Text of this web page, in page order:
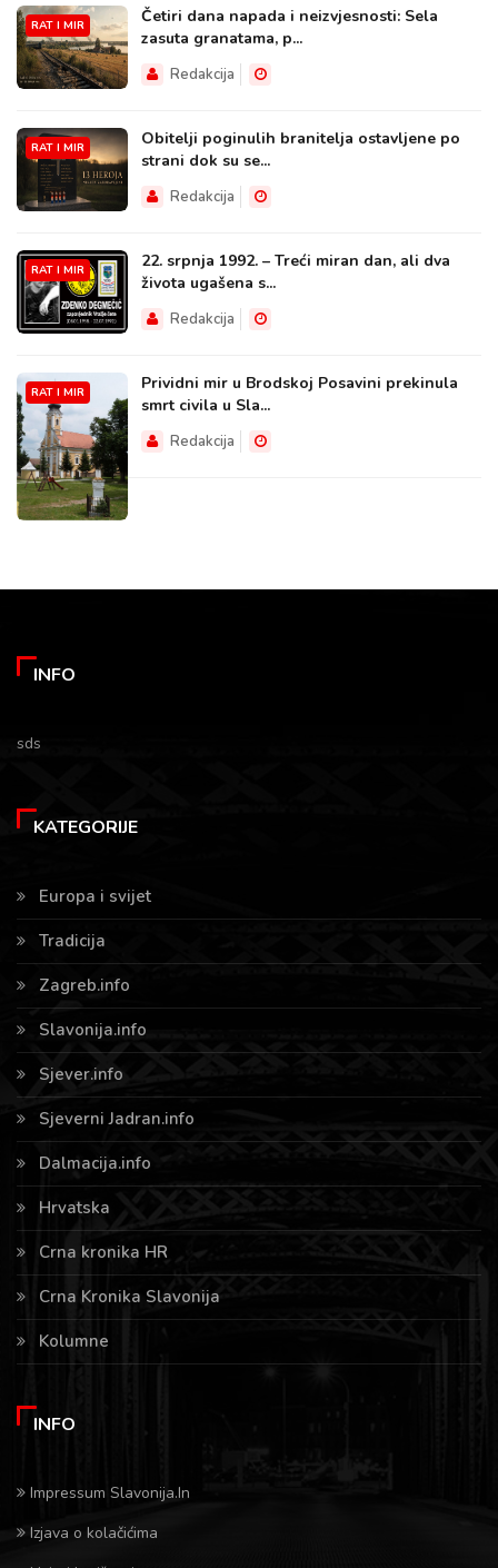
RAT I MIR
Četiri dana napada i neizvjesnosti: Sela
zasuta granatama, p...
Redakcija
RAT I MIR
Obitelji poginulih branitelja ostavljene po
strani dok su se...
Redakcija
RAT I MIR
22. srpnja 1992. – Treći miran dan, ali dva
života ugašena s...
Redakcija
RAT I MIR
Prividni mir u Brodskoj Posavini prekinula
smrt civila u Sla...
Redakcija
INFO
sds
KATEGORIJE
Europa i svijet
Tradicija
Zagreb.info
Slavonija.info
Sjever.info
Sjeverni Jadran.info
Dalmacija.info
Hrvatska
Crna kronika HR
Crna Kronika Slavonija
Kolumne
INFO
Impressum Slavonija.In
Izjava o kolačićima